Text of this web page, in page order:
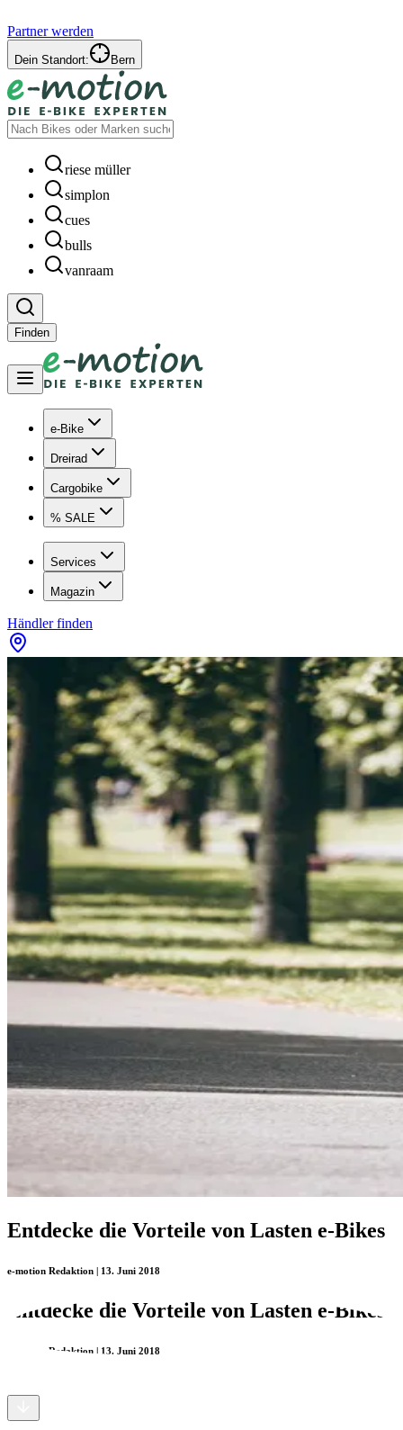
Partner werden
Dein Standort: Bern
riese müller
simplon
cues
bulls
vanraam
Finden
e-Bike
Dreirad
Cargobike
% SALE
Services
Magazin
Händler finden
Entdecke die Vorteile von Lasten e-Bikes
e-motion Redaktion | 13. Juni 2018
Entdecke die Vorteile von Lasten e-Bikes
e-motion Redaktion | 13. Juni 2018